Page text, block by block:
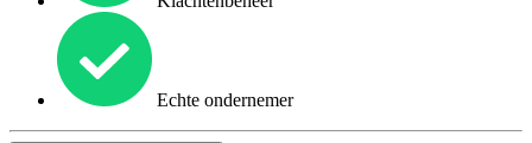
Echte ondernemer